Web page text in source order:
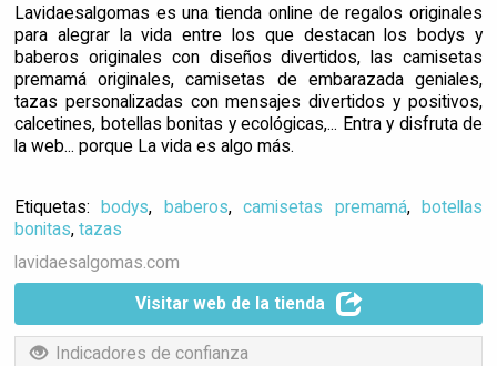
Lavidaesalgomas es una tienda online de regalos originales
para alegrar la vida entre los que destacan los bodys y
baberos originales con diseños divertidos, las camisetas
premamá originales, camisetas de embarazada geniales,
tazas personalizadas con mensajes divertidos y positivos,
calcetines, botellas bonitas y ecológicas,... Entra y disfruta de
la web... porque La vida es algo más.
Etiquetas:bodys, baberos,camisetas premamá,botellas
bonitas, tazas
lavidaesalgomas.com
Visitar web de la tienda
Indicadores de confianza